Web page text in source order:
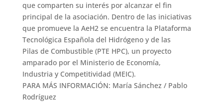
que comparten su interés por alcanzar el fin
principal de la asociación. Dentro de las iniciativas
que promueve la AeH2 se encuentra la Plataforma
Tecnológica Española del Hidrógeno y de las
Pilas de Combustible (PTE HPC), un proyecto
amparado por el Ministerio de Economía,
Industria y Competitividad (MEIC).
PARA MÁS INFORMACIÓN: María Sánchez / Pablo
Rodríguez